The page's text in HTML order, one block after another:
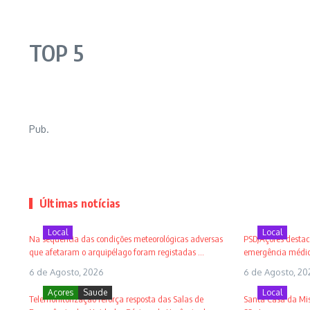
TOP 5
Pub.
Últimas notícias
Local
Na sequência das condições meteorológicas adversas
que afetaram o arquipélago foram registadas ...
6 de Agosto, 2026
Local
PSD/Açores
emergência
6 de Agosto,
Açores Saude
Telemonitorização reforça resposta das Salas de
Local
Santa Casa da